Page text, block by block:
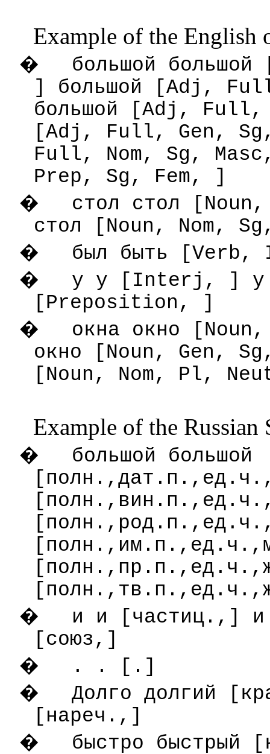
Example of the English
�
большой
] большой [Adj,
большой [Adj, Full,
[Adj, Full, Gen,
Full, Nom, Sg,
Prep, Sg, Fem, ]
�
стол стол
стол [Noun, Nom,
� был быть
�
у у [Interj, ] у
[Preposition, ]
�
окна окно
окно [Noun, Gen,
[Noun, Nom, Pl,
Example of the Russian
�
большой большой
�
и и [частиц.,]
[союз,]
� . . [.]
�
Долго долгий
[нареч.,]
� быстро